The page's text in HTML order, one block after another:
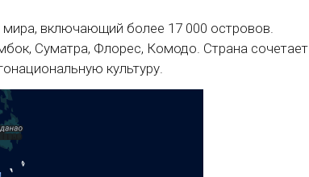
включающий более 17 000 островов.
Суматра, Флорес, Комодо. Страна сочетает
культуру.